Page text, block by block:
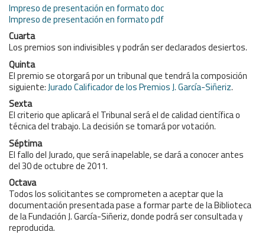
Impreso de presentación en formato doc
Impreso de presentación en formato pdf
Cuarta
Los premios son indivisibles y podrán ser declarados desiertos.
Quinta
El premio se otorgará por un tribunal que tendrá la composición
siguiente: Jurado Calificador de los Premios J. García-Siñeriz.
Sexta
El criterio que aplicará el Tribunal será el de calidad científica o
técnica del trabajo. La decisión se tomará por votación.
Séptima
El fallo del Jurado, que será inapelable, se dará a conocer antes
del 30 de octubre de 2011.
Octava
Todos los solicitantes se comprometen a aceptar que la
documentación presentada pase a formar parte de la Biblioteca
de la Fundación J. García-Siñeriz, donde podrá ser consultada y
reproducida.